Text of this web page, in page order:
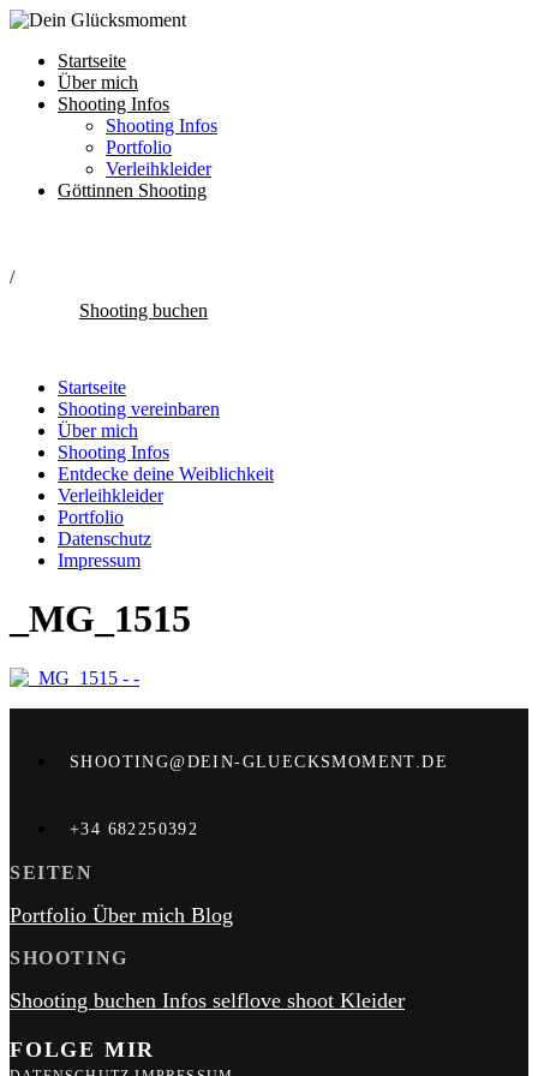
Startseite
Über mich
Shooting Infos
Shooting Infos
Portfolio
Verleihkleider
Göttinnen Shooting
/
Shooting buchen
Startseite
Shooting vereinbaren
Über mich
Shooting Infos
Entdecke deine Weiblichkeit
Verleihkleider
Portfolio
Datenschutz
Impressum
_MG_1515
SHOOTING@DEIN-GLUECKSMOMENT.DE
+34 682250392
SEITEN
Portfolio Über mich Blog
SHOOTING
Shooting buchen Infos selflove shoot Kleider
FOLGE MIR